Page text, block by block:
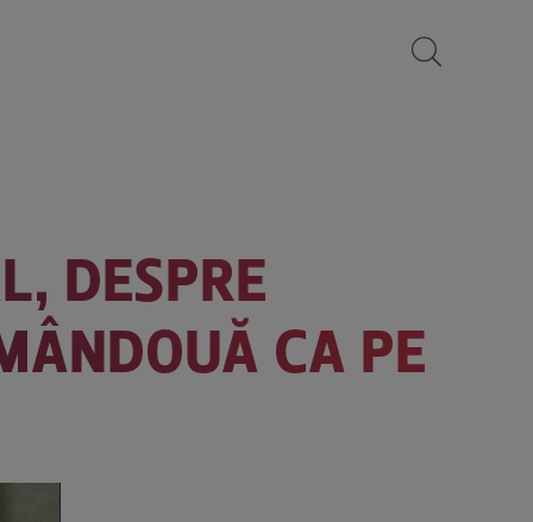
DESPRE
CA PE